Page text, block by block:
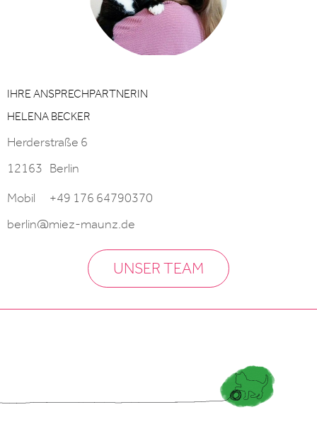
Herderstraße 6
12163 Berlin
Mobil
+49 176 64790370
berlin@miez-maunz.de
IHRE ANSPRECHPARTNERIN
HELENA BECKER
UNSER TEAM